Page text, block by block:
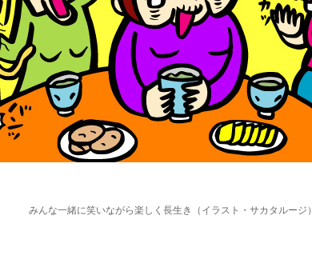
みんな一緒に笑いながら楽しく長生き（イラスト・サカタルージ）